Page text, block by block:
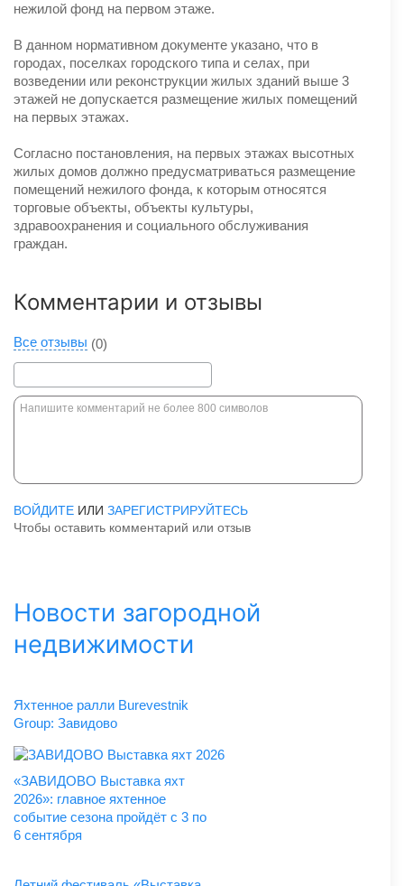
нежилой фонд на первом этаже.
В данном нормативном документе указано, что в
городах, поселках городского типа и селах, при
возведении или реконструкции жилых зданий выше 3
этажей не допускается размещение жилых помещений
на первых этажах.
Согласно постановления, на первых этажах высотных
жилых домов должно предусматриваться размещение
помещений нежилого фонда, к которым относятся
торговые объекты, объекты культуры,
здравоохранения и социального обслуживания
граждан.
Комментарии и отзывы
Все отзывы (0)
ВОЙДИТЕ ИЛИ ЗАРЕГИСТРИРУЙТЕСЬ
Чтобы оставить комментарий или отзыв
Новости загородной
недвижимости
Яхтенное ралли Burevestnik
Group: Завидово
«ЗАВИДОВО Выставка яхт
2026»: главное яхтенное
событие сезона пройдёт с 3 по
6 сентября